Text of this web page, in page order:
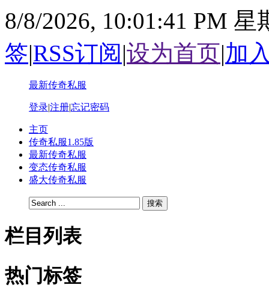
8/8/2026, 10:01:42 PM 星
签|RSS订阅|设为首页|加
最新传奇私服
登录|注册|忘记密码
主页
传奇私服1.85版
最新传奇私服
变态传奇私服
盛大传奇私服
搜索
栏目列表
热门标签